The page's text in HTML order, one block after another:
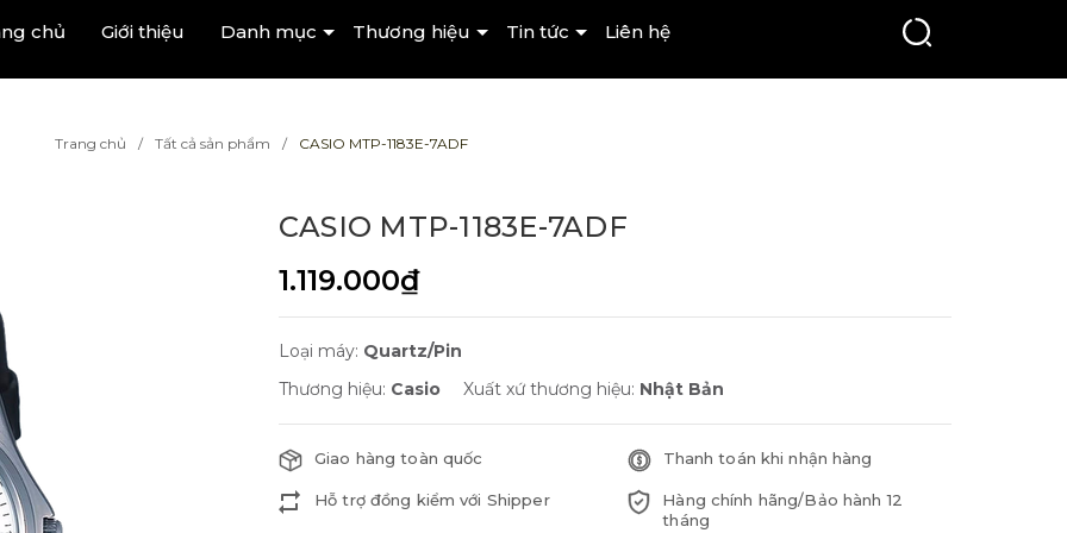
chủ Giới thiệu Danh mục Thương hiệu Tin tức Liên hệ
Trang chủ Tất cả sản phẩm CASIO MTP-1183E-7ADF
CASIO MTP-1183E-7ADF
1.119.000₫
Loại máy: Quartz/Pin
Thương hiệu: Casio Xuất xứ thương hiệu: Nhật Bản
Giao hàng toàn quốc Thanh toán khi nhận hàng
Hỗ trợ đồng kiểm với Shipper
Hàng chính hãng/Bảo hành 12
tháng